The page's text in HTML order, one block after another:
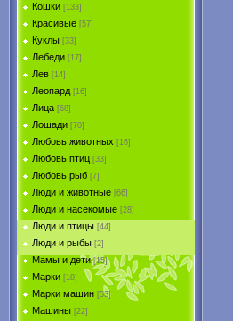
Кошки [133]
Красивые [57]
Куклы [33]
Лебеди [17]
Лев [14]
Леопард [16]
Лица [68]
Лошади [70]
Любовь животных [16]
Любовь птиц [33]
Любовь рыб [7]
Люди и животные [66]
Люди и насекомые [28]
Люди и птицы [44]
Люди и рыбы [2]
Мамы и дети [15]
Марки [18]
Марки машин [53]
Машины [22]